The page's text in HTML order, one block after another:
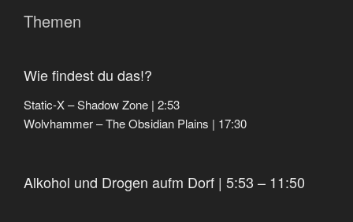
Themen
Wie findest du das!?
Static-X – Shadow Zone | 2:53
Wolvhammer – The Obsidian Plains | 17:30
Alkohol und Drogen aufm Dorf | 5:53 – 11:50